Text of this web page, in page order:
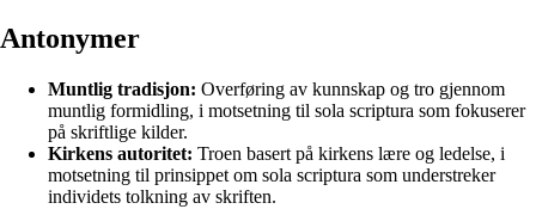
Antonymer
Muntlig tradisjon: Overføring av kunnskap og tro gjennom
muntlig formidling, i motsetning til sola scriptura som fokuserer
på skriftlige kilder.
Kirkens autoritet: Troen basert på kirkens lære og ledelse, i
motsetning til prinsippet om sola scriptura som understreker
individets tolkning av skriften.